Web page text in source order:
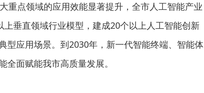
重点领域的应用效能显著提升，全市人工智能产业
垂直领域行业模型，建成20个以上人工智能创新
型应用场景。到2030年，新一代智能终端、智能体
面赋能我市高质量发展。